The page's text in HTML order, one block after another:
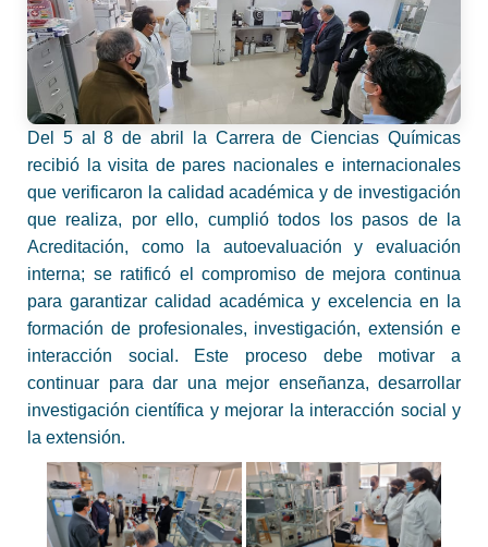
Del 5 al 8 de abril la Carrera de Ciencias Químicas
recibió la visita de pares nacionales e internacionales
que verificaron la calidad académica y de investigación
que realiza, por ello, cumplió todos los pasos de la
Acreditación, como la autoevaluación y evaluación
interna; se ratificó el compromiso de mejora continua
para garantizar calidad académica y excelencia en la
formación de profesionales, investigación, extensión e
interacción social. Este proceso debe motivar a
continuar para dar una mejor enseñanza, desarrollar
investigación científica y mejorar la interacción social y
la extensión.